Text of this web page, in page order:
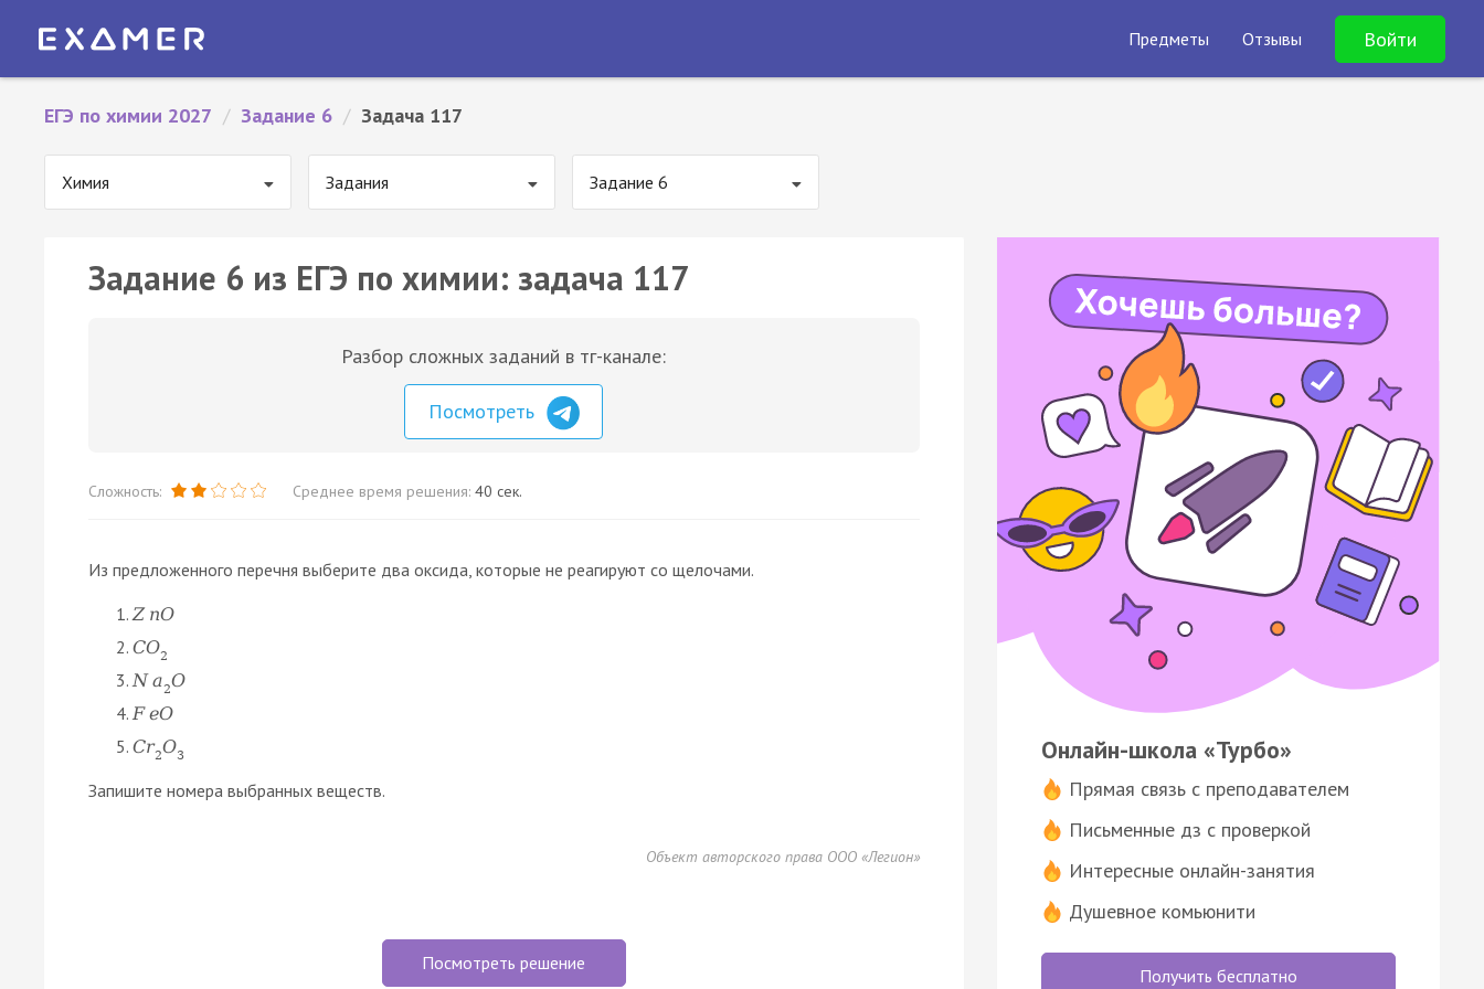
Предметы Отзывы Войти
ЕГЭ по химии 2027 / Задание 6 / Задача 117
Химия Задания Задание 6
Задание 6 из ЕГЭ по химии: задача 117
Разбор сложных заданий в тг-канале:
Посмотреть
Сложность: Среднее время решения: 40 сек.
Из предложенного перечня выберите два оксида, которые не реагируют со щелочами.
Z nO
CO2
N a2O
F eO
Cr2O3
Запишите номера выбранных веществ.
Объект авторского права ООО «Легион»
Посмотреть решение
Онлайн-школа «Турбо»
Прямая связь с преподавателем
Письменные дз с проверкой
Интересные онлайн-занятия
Душевное комьюнити
Получить бесплатно